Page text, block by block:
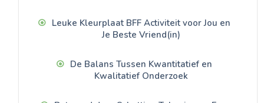
Leuke Kleurplaat BFF Activiteit voor Jou en
Je Beste Vriend(in)
De Balans Tussen Kwantitatief en
Kwalitatief Onderzoek